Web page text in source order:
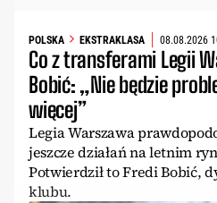
POLSKA EKSTRAKLASA 08.08.2026
Co z transferami Legii
Bobić: „Nie będzie
więcej”
Legia Warszawa
jeszcze działań na letnim
Potwierdził to Fredi Bobić,
klubu.